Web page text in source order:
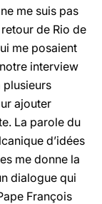
me suis pas
de Rio de
me posaient
interview
plusieurs
ajouter
La parole du
d’idées
me donne la
dialogue qui
François